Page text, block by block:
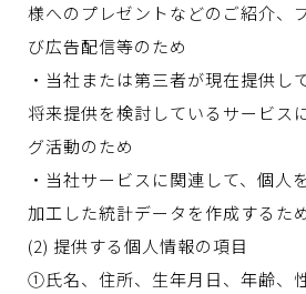
様へのプレゼントなどのご紹介、
び広告配信等のため
・当社または第三者が現在提供し
将来提供を検討しているサービス
グ活動のため
・当社サービスに関連して、個人
加工した統計データを作成するた
(2) 提供する個人情報の項目
①氏名、住所、生年月日、年齢、